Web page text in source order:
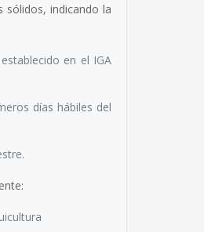
sólidos, indicando la
en el IGA
días hábiles del